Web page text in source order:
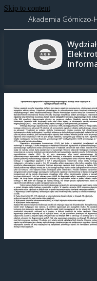
Skip to content
Akademia Górniczo-
Wydział